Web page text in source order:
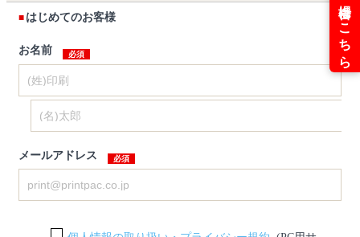
はじめてのお客様
お名前
メールアドレス